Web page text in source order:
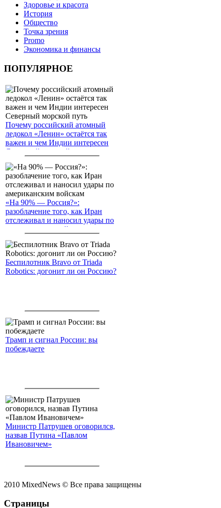
Здоровье и красота
История
Общество
Точка зрения
Promo
Экономика и финансы
ПОПУЛЯРНОЕ
Почему российский атомный
ледокол «Ленин» остаётся так
важен и чем Индии интересен
Северный морской путь
«На 90% — Россия?»:
разоблачение того, как Иран
отслеживал и наносил удары по
американским войскам
Беспилотник Bravo от Triada
Robotics: догонит ли он Россию?
Трамп и сигнал России: вы
побеждаете
Министр Патрушев оговорился,
назвав Путина «Павлом
Ивановичем»
2010 MixedNews © Все права защищены
Страницы